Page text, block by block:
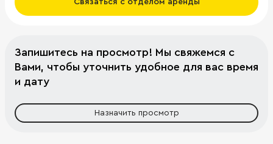
Запишитесь на просмотр! Мы свяжемся с
Вами, чтобы уточнить удобное для вас время
и дату
Назначить просмотр